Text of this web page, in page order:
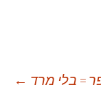
= בלי מרד ←